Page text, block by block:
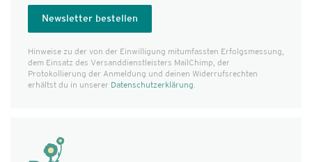
Hinweise zu der von der Einwilligung mitumfassten Erfolgs­messung,
dem Einsatz des Versanddienst­leisters MailChimp, der
Protokollierung der Anmeldung und deinen Widerrufsrechten
erhältst du in unserer Datenschutzerklärung.